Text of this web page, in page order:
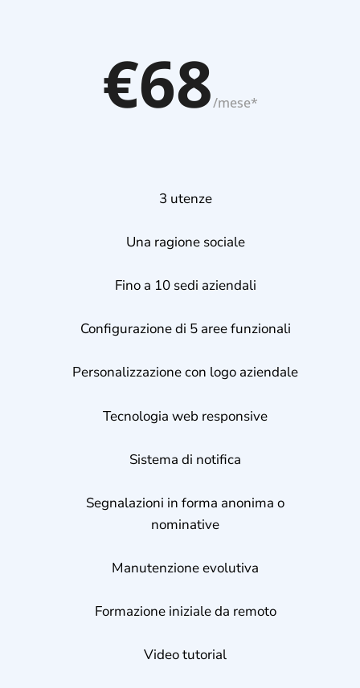
€68/mese*
3 utenze
Una ragione sociale
Fino a 10 sedi aziendali
Configurazione di 5 aree funzionali
Personalizzazione con logo aziendale
Tecnologia web responsive
Sistema di notifica
Segnalazioni in forma anonima o
nominative
Manutenzione evolutiva
Formazione iniziale da remoto
Video tutorial